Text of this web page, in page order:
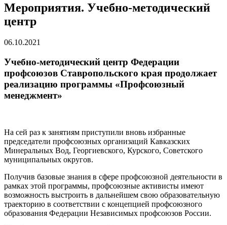
Мероприятия. Учебно-методический
центр
06.10.2021
Учебно-методический центр Федерации
профсоюзов Ставропольского края продолжает
реализацию программы «Профсоюзный
менеджмент»
На сей раз к занятиям приступили вновь избранные
председатели профсоюзных организаций Кавказских
Минеральных Вод, Георгиевского, Курского, Советского
муниципальных округов.
Получив базовые знания в сфере профсоюзной деятельности в
рамках этой программы, профсоюзные активисты имеют
возможность выстроить в дальнейшем свою образовательную
траекторию в соответствии с концепцией профсоюзного
образования Федерации Независимых профсоюзов России.